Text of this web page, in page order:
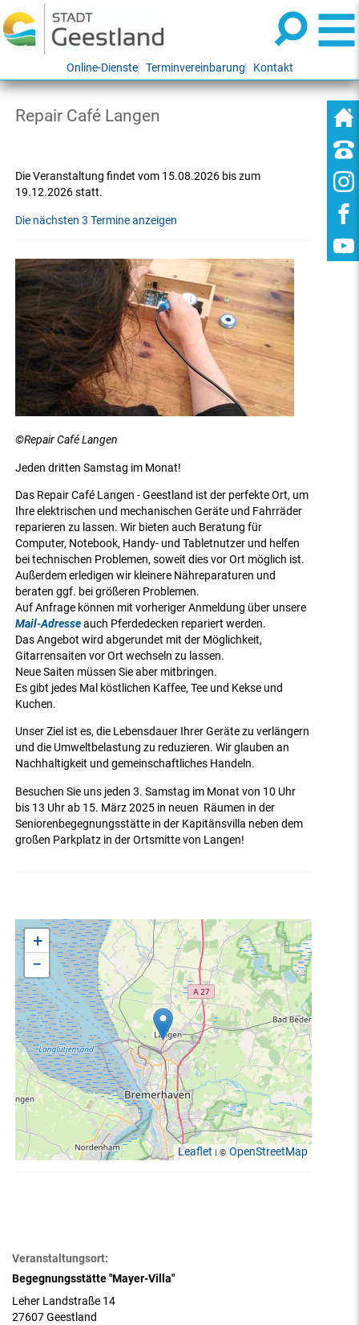
Online-Dienste Terminvereinbarung Kontakt
Repair Café Langen
Die Veranstaltung findet vom 15.08.2026 bis zum
19.12.2026 statt.
Die nächsten 3 Termine anzeigen
©Repair Café Langen
Jeden dritten Samstag im Monat!
Das Repair Café Langen - Geestland ist der perfekte Ort, um
Ihre elektrischen und mechanischen Geräte und Fahrräder
reparieren zu lassen. Wir bieten auch Beratung für
Computer, Notebook, Handy- und Tabletnutzer und helfen
bei technischen Problemen, soweit dies vor Ort möglich ist.
Außerdem erledigen wir kleinere Nähreparaturen und
beraten ggf. bei größeren Problemen.
Auf Anfrage können mit vorheriger Anmeldung über unsere
Mail-Adresseauch Pferdedecken repariert werden.
Das Angebot wird abgerundet mit der Möglichkeit,
Gitarrensaiten vor Ort wechseln zu lassen.
Neue Saiten müssen Sie aber mitbringen.
Es gibt jedes Mal köstlichen Kaffee, Tee und Kekse und
Kuchen.
Unser Ziel ist es, die Lebensdauer Ihrer Geräte zu verlängern
und die Umweltbelastung zu reduzieren. Wir glauben an
Nachhaltigkeit und gemeinschaftliches Handeln.
Besuchen Sie uns jeden 3. Samstag im Monat von 10 Uhr
bis 13 Uhr ab 15. März 2025 in neuen Räumen in der
Seniorenbegegnungsstätte in der Kapitänsvilla neben dem
großen Parkplatz in der Ortsmitte von Langen!
+
−
Leaflet | © OpenStreetMap
Veranstaltungsort:
Begegnungsstätte "Mayer-Villa"
Leher Landstraße 14
27607 Geestland